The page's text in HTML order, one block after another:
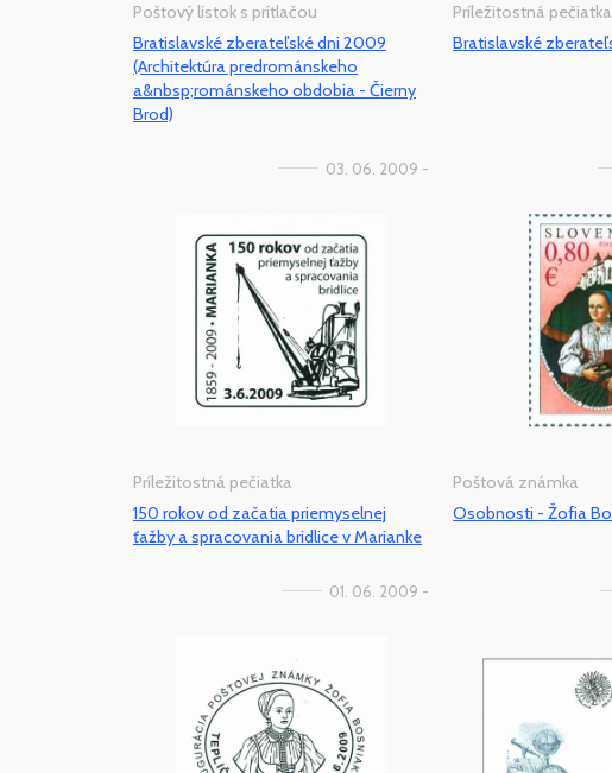
Poštový lístok s prítlačou
Bratislavské zberateľské dni 2009
(Architektúra predrománskeho
a&nbsp;románskeho obdobia - Čierny
Brod)
Príležitostná pečiatka
Bratislavské
03. 06. 2009 -
Príležitostná pečiatka
150 rokov od začatia priemyselnej
ťažby a spracovania bridlice v Marianke
Poštová známka
Osobnosti - Žofia
01. 06. 2009 -